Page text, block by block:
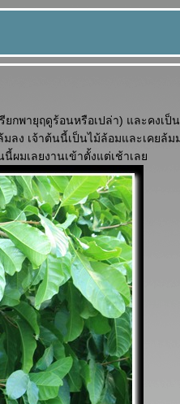
กพายุฤดูร้อนหรือเปล่า) และคงเป็
ลง เจ้าต้นนี้เป็นไม้ล้อมและเคยล้
ผมเลยงานเข้าตั้งแต่เช้าเล